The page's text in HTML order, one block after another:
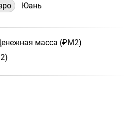
Юань
масса (₽М2)